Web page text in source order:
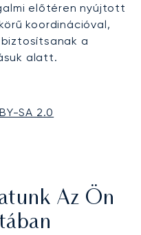
előtéren nyújtott
koordinációval,
a
alatt.
SA 2.0
Az Ön